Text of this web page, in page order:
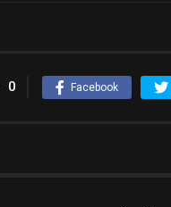
0 Facebook